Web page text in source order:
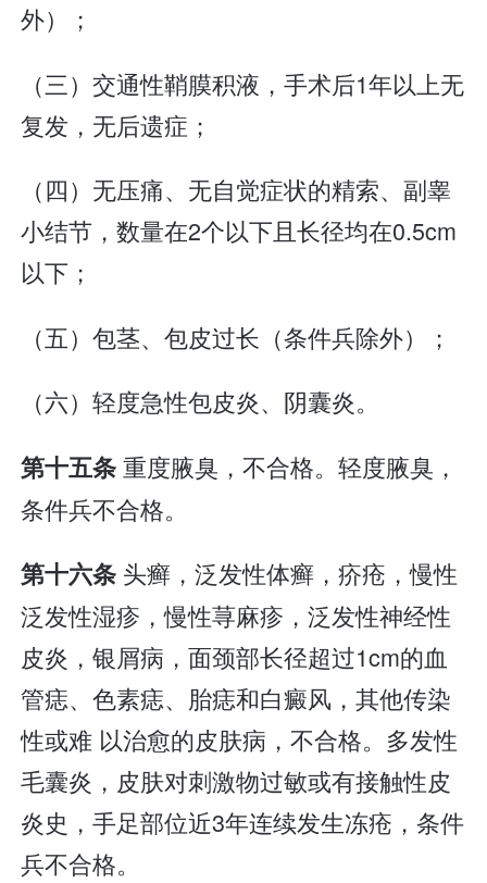
外）；
（三）交通性鞘膜积液，手术后1年以上无
复发，无后遗症；
（四）无压痛、无自觉症状的精索、副睾
小结节，数量在2个以下且长径均在0.5cm
以下；
（五）包茎、包皮过长（条件兵除外）；
（六）轻度急性包皮炎、阴囊炎。
第十五条重度腋臭，不合格。轻度腋臭，
条件兵不合格。
第十六条 头癣，泛发性体癣，疥疮，慢性
泛发性湿疹，慢性荨麻疹，泛发性神经性
皮炎，银屑病，面颈部长径超过1cm的血
管痣、色素痣、胎痣和白癜风，其他传染
性或难 以治愈的皮肤病，不合格。多发性
毛囊炎，皮肤对刺激物过敏或有接触性皮
炎史，手足部位近3年连续发生冻疮，条件
兵不合格。